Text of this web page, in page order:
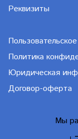
Реквизиты
Политика
Юридическая
Договор-оферта
Мы